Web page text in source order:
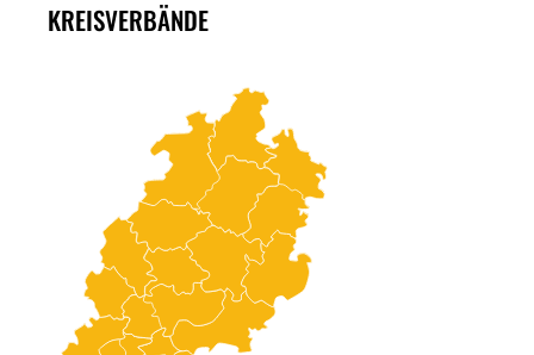
KREISVERBÄNDE